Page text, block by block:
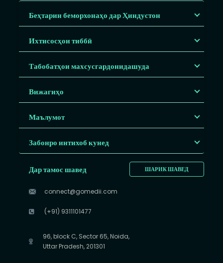
Беҳтарин беморхонаҳо дар Ҳиндустон
Ихтисосҳои тиббӣ
Табобатҳои махсусгардонидашуда
Вижагиҳо
Маълумот
Забонро интихоб кунед
ШАРИК ШАВЕД
Дар тамос шавед
connect@gomedii.com
(+91) 9311101477
96, block C, Sector 65, Noida,
Uttar Pradesh, 201301